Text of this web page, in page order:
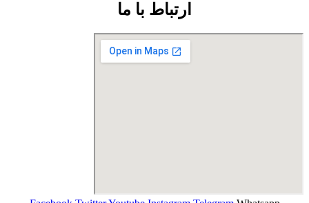
ارتباط با ما